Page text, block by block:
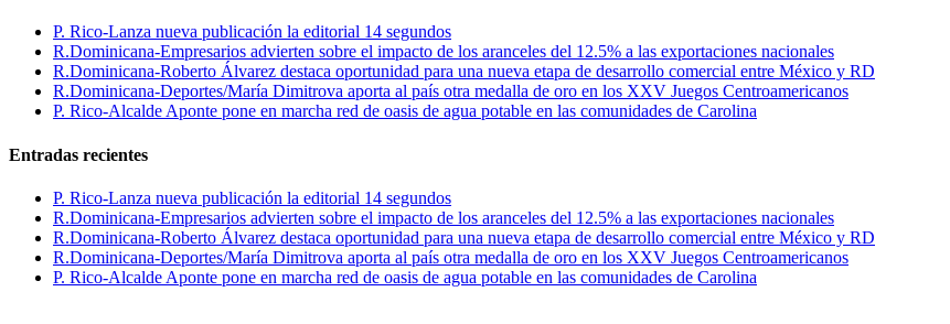
P. Rico-Lanza nueva publicación la editorial 14 segundos
R.Dominicana-Empresarios advierten sobre el impacto de los aranceles del 12.5% a las exportaciones nacionales
R.Dominicana-Roberto Álvarez destaca oportunidad para una nueva etapa de desarrollo comercial entre México y RD
R.Dominicana-Deportes/María Dimitrova aporta al país otra medalla de oro en los XXV Juegos Centroamericanos
P. Rico-Alcalde Aponte pone en marcha red de oasis de agua potable en las comunidades de Carolina
Entradas recientes
P. Rico-Lanza nueva publicación la editorial 14 segundos
R.Dominicana-Empresarios advierten sobre el impacto de los aranceles del 12.5% a las exportaciones nacionales
R.Dominicana-Roberto Álvarez destaca oportunidad para una nueva etapa de desarrollo comercial entre México y RD
R.Dominicana-Deportes/María Dimitrova aporta al país otra medalla de oro en los XXV Juegos Centroamericanos
P. Rico-Alcalde Aponte pone en marcha red de oasis de agua potable en las comunidades de Carolina